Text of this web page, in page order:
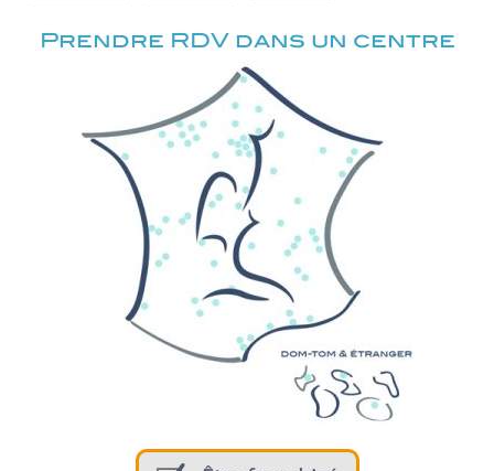
Prendre RDV dans un centre